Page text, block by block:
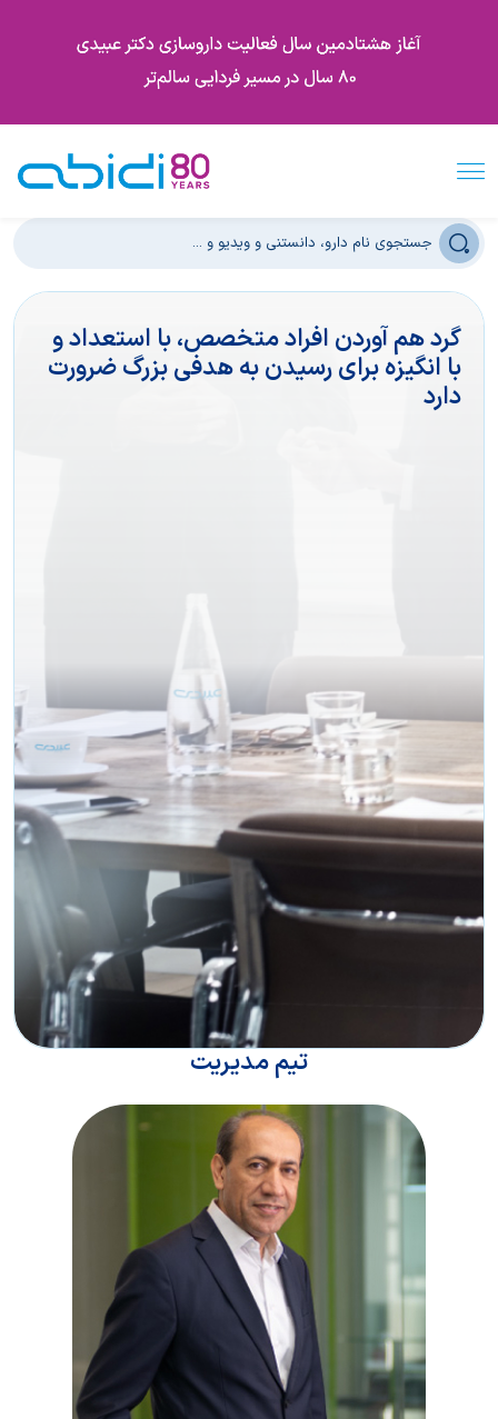
گرد هم آوردن افراد متخصص، با استعداد و
با انگیزه برای رسیدن به هدفی بزرگ ضرورت
دارد
تیم مدیریت